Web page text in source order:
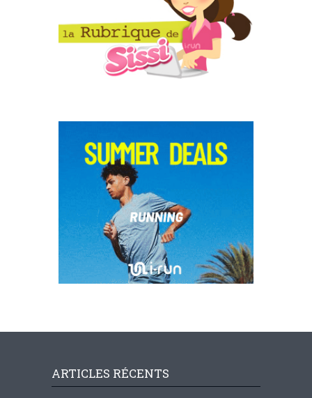
ARTICLES RÉCENTS